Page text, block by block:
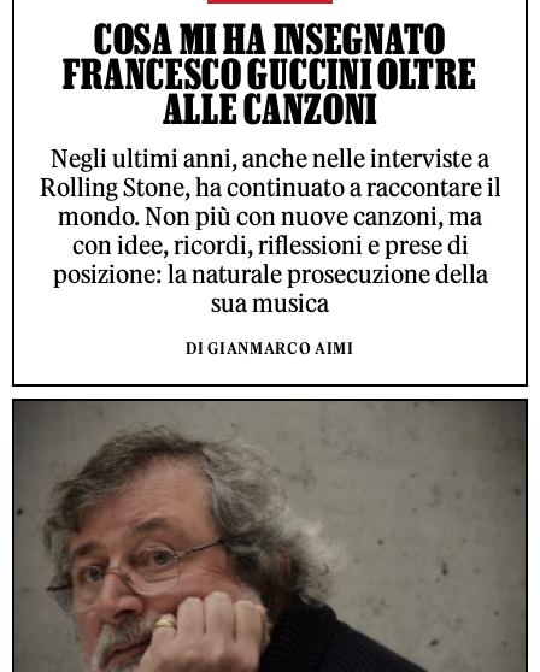
COSA MI HA INSEGNATO
FRANCESCO GUCCINI OLTRE
ALLE CANZONI
Negli ultimi anni, anche nelle interviste a
Rolling Stone, ha continuato a raccontare il
mondo. Non più con nuove canzoni, ma
con idee, ricordi, riflessioni e prese di
posizione: la naturale prosecuzione della
sua musica
DI GIANMARCO AIMI